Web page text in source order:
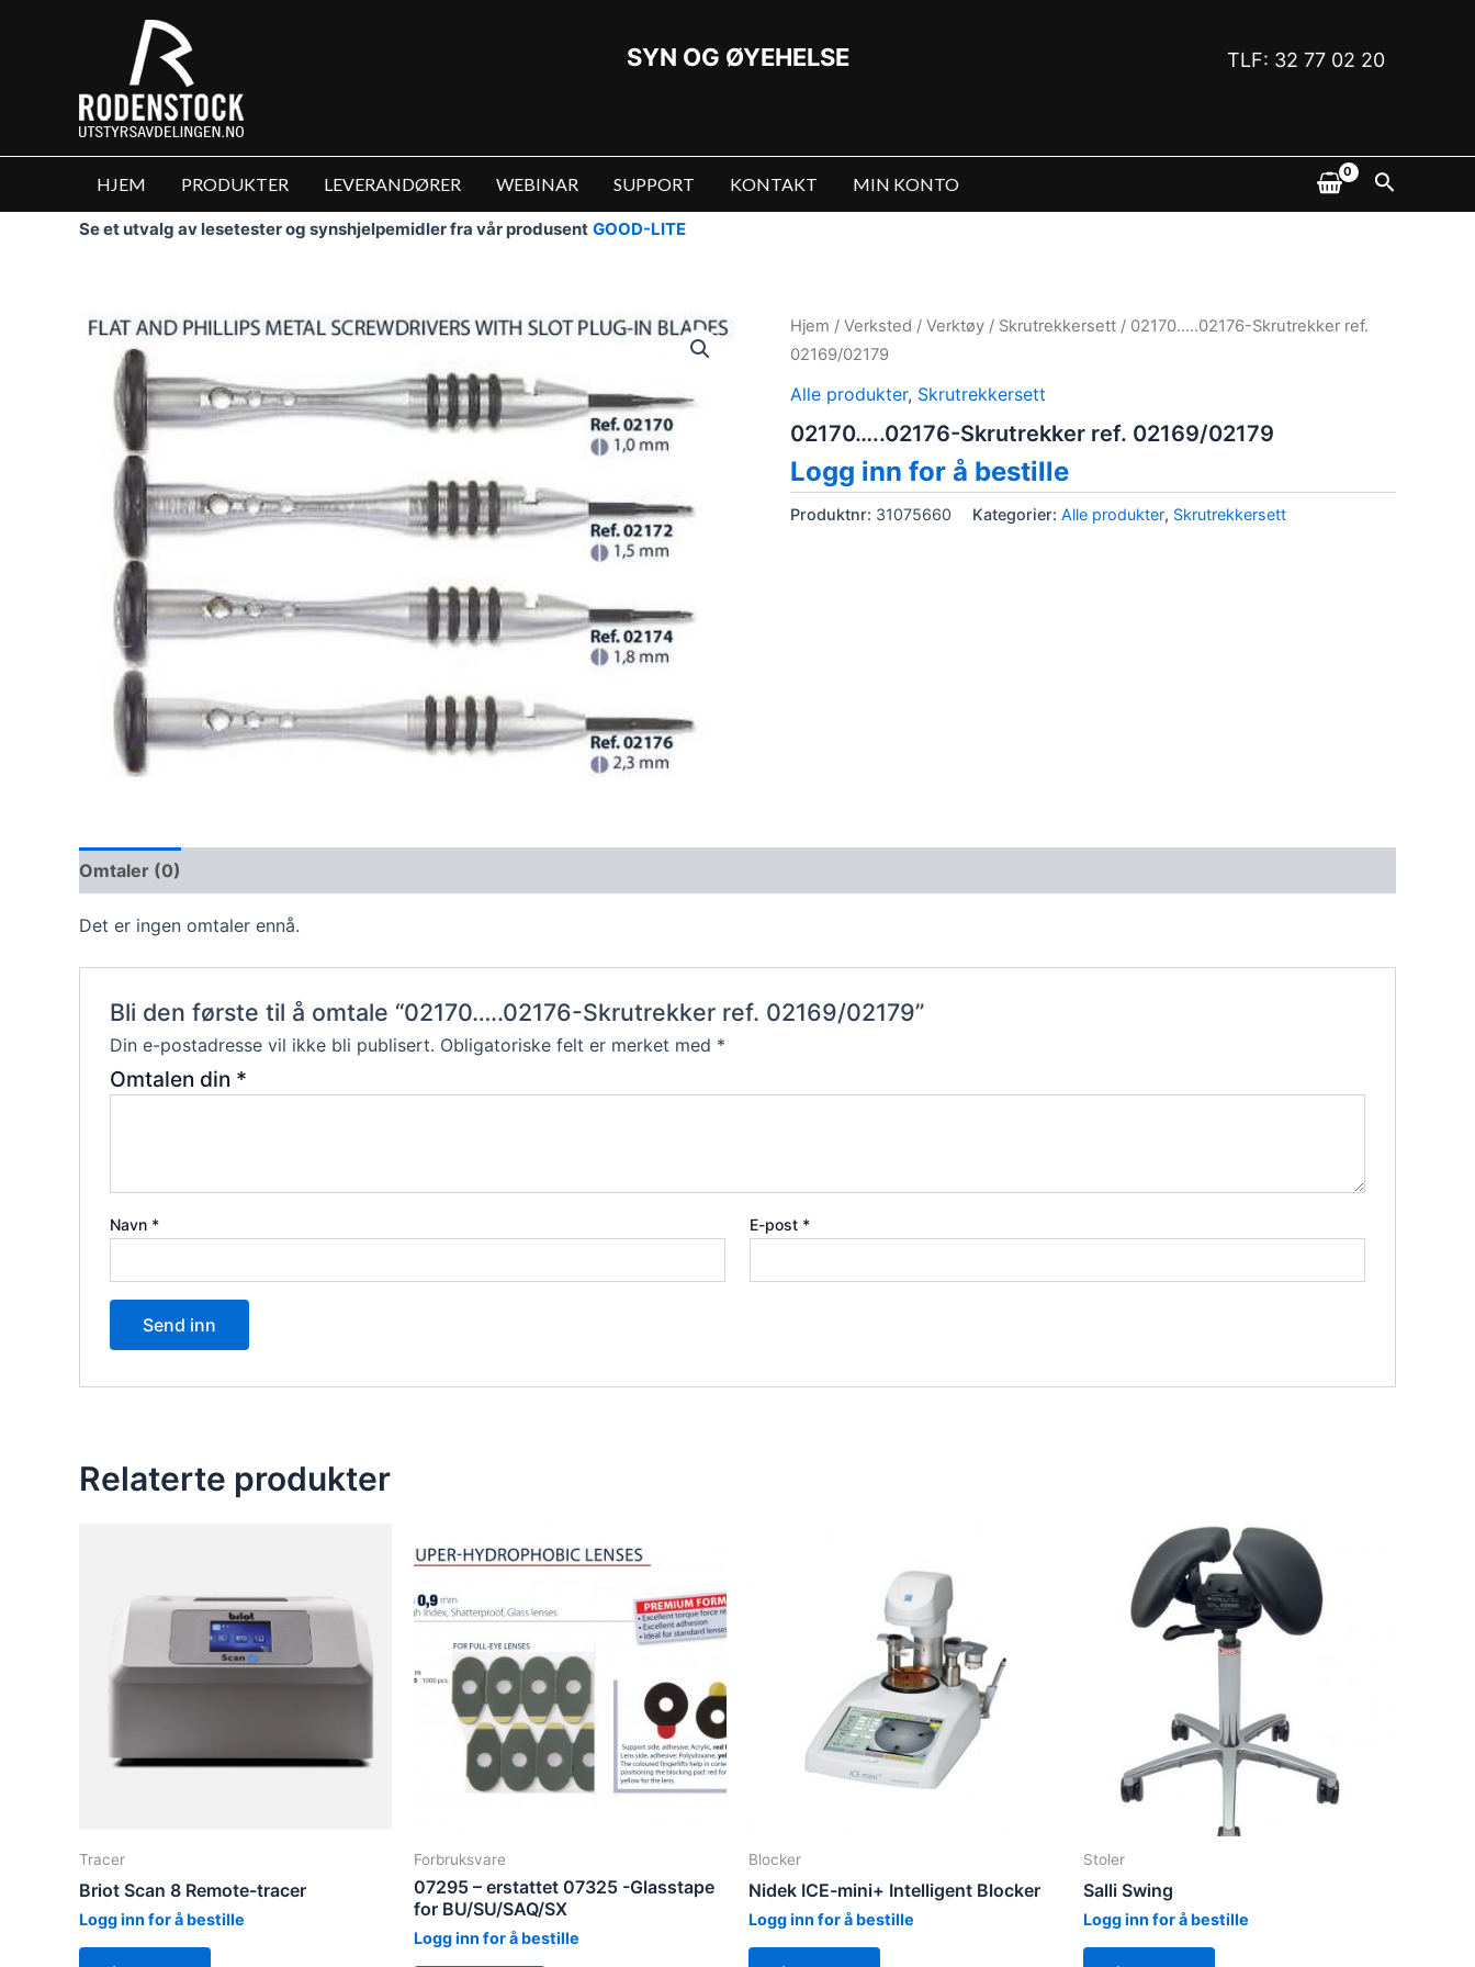
SYN OG ØYEHELSE TLF: 32 77 02 20
HJEM PRODUKTER LEVERANDØRER WEBINAR SUPPORT KONTAKT MIN KONTO Søk
Se et utvalg av lesetester og synshjelpemidler fra vår produsent GOOD-LITE
Hjem / Verksted / Verktøy / Skrutrekkersett / 02170…..02176-Skrutrekker ref.
02169/02179
Alle produkter, Skrutrekkersett
02170…..02176-Skrutrekker ref. 02169/02179
Logg inn for å bestille
Produktnr: 31075660 Kategorier: Alle produkter, Skrutrekkersett
Omtaler (0)
Det er ingen omtaler ennå.
Bli den første til å omtale “02170…..02176-Skrutrekker ref. 02169/02179”
Din e-postadresse vil ikke bli publisert. Obligatoriske felt er merket med *
Omtalen din *
Navn * E-post *
Relaterte produkter
Tracer
Briot Scan 8 Remote-tracer
Logg inn for å bestille
Forbruksvare
07295 – erstattet 07325 -Glasstape
for BU/SU/SAQ/SX
Logg inn for å bestille
Blocker
Nidek ICE-mini+ Intelligent Blocker
Logg inn for å bestille
Stoler
Salli Swing
Logg inn for å bestille